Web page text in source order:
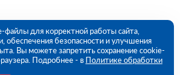
для корректной работы сайта,
обеспечения безопасности и улучшения
Вы можете запретить сохранение cookie-
Подробнее - в Политике обработки